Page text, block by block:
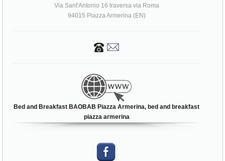
Via Sant'Antonio 16 traversa via Roma
94015 Piazza Armerina (EN)
Bed and Breakfast BAOBAB Piazza Armerina, bed and breakfast
piazza armerina